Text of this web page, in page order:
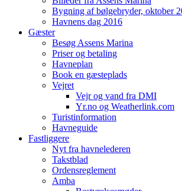
Bygning af bølgebryder, oktober
Havnens dag 2016
Gæster
Besøg Assens Marina
Priser og betaling
Havneplan
Book en gæsteplads
Vejret
Vejr og vand fra DMI
Yr.no og Weatherlink.com
Turistinformation
Havneguide
Fastliggere
Nyt fra havnelederen
Takstblad
Ordensreglement
Amba